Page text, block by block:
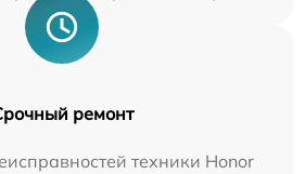
ремонт
техники Honor